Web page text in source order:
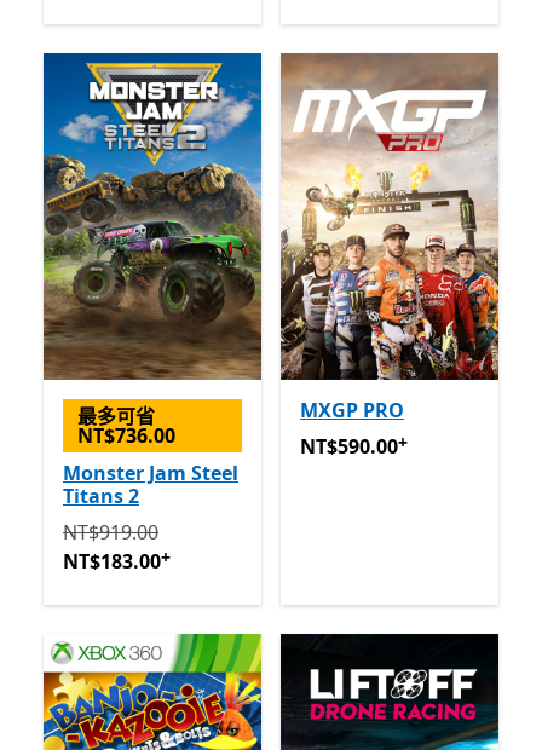
最多可省
NT$736.00
Monster Jam Steel
Titans 2
原價 NT$919.00 現價 NT$183.00
NT$919.00
NT$183.00+
MXGP PRO
NT$590.00提供應用程式內
NT$590.00+